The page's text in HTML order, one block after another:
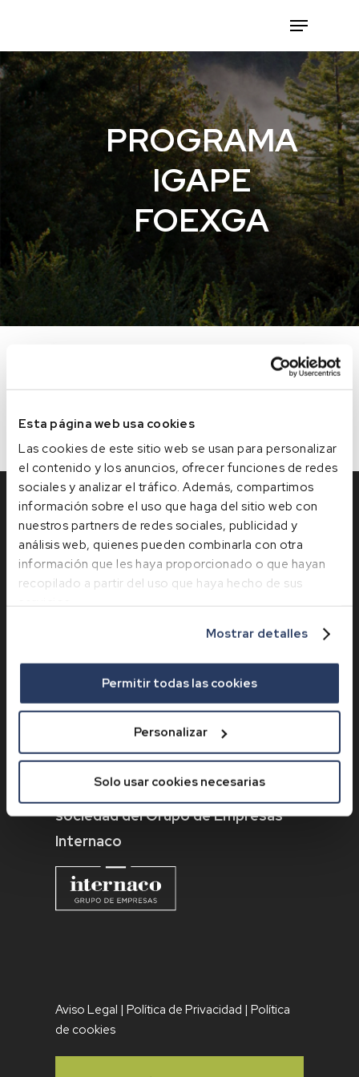
Esta página web usa cookies
Las cookies de este sitio web se usan para personalizar
el contenido y los anuncios, ofrecer funciones de redes
sociales y analizar el tráfico. Además, compartimos
información sobre el uso que haga del sitio web con
nuestros partners de redes sociales, publicidad y
análisis web, quienes pueden combinarla con otra
información que les haya proporcionado o que hayan
recopilado a partir del uso que haya hecho de sus
servicios.
Mostrar detalles
Permitir todas las cookies
Personalizar
Solo usar cookies necesarias
Hit enter to search or ESC to close
PROGRAMA
IGAPE
FOEXGA
Internaco, 1 (Lg. Queirúa s/n)
15680 Órdenes (A Coruña)
T. 981 680 101
contactcenter@internaco.com
GRUPO
Internaco Bosque y Jardín: Una
sociedad del Grupo de Empresas
Internaco
Aviso Legal | Política de Privacidad | Política
de cookies